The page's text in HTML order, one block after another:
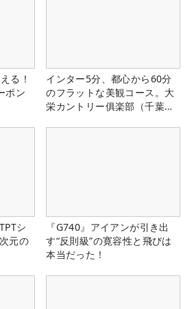
る！
ポン
インター5分、都心から60分
のフラットな美観コース。大
栄カントリー俱楽部（千葉
シ
元の
『G740』アイアンが引き出
す“反則級”の寛容性と飛びは
本当だった！